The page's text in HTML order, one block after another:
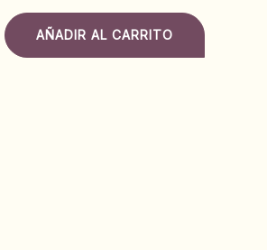
AÑADIR AL CARRITO